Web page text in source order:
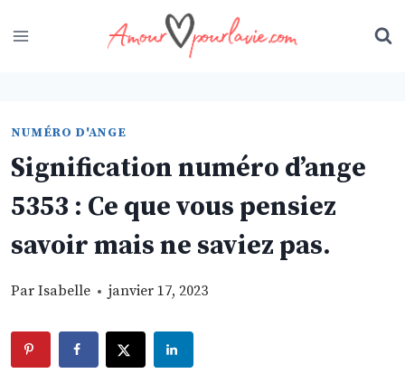
to
NUMÉRO D'ANGE
Signification numéro d’ange
5353 : Ce que vous pensiez
savoir mais ne saviez pas.
Par Isabelle janvier 17, 2023